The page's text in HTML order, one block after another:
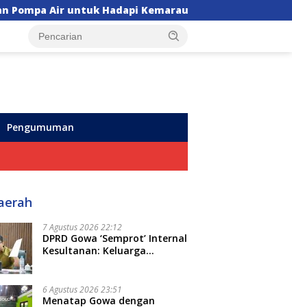
Hadapi Kemarau di Sulsel
Pengumuman
7 Agustus 2026 22:12
DPRD Gowa ‘Semprot’ Internal
Kesultanan: Keluarga
6 Agustus 2026 23:51
Menatap Gowa dengan